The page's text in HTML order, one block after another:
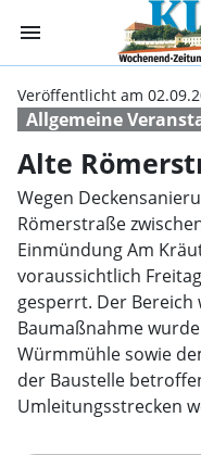
menu
Allgemeine
Veröffentlicht am
Alte
Wegen
Römerstraße
Einmündung Am
voraussichtlich
gesperrt. Der
Baumaßnahme
Würmmühle sowie
der Baustelle
Umleitungsstrecken